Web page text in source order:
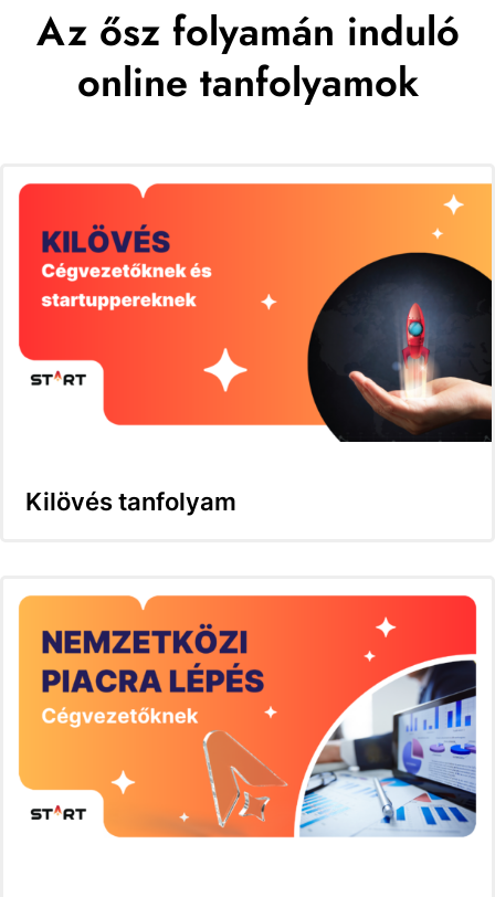
Az ősz folyamán induló
online tanfolyamok
Kilövés tanfolyam